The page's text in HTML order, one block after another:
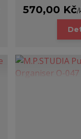
570,00 Kč/